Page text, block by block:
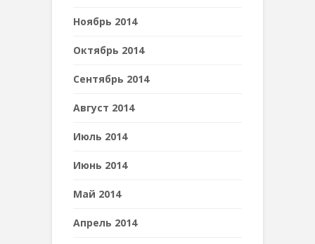
Ноябрь 2014
Октябрь 2014
Сентябрь 2014
Август 2014
Июль 2014
Июнь 2014
Май 2014
Апрель 2014